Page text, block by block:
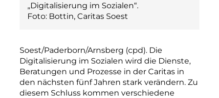
„Digitalisierung im Sozialen“.
Foto: Bottin, Caritas Soest
Soest/Paderborn/Arnsberg (cpd). Die
Digitalisierung im Sozialen wird die Dienste,
Beratungen und Prozesse in der Caritas in
den nächsten fünf Jahren stark verändern. Zu
diesem Schluss kommen verschiedene